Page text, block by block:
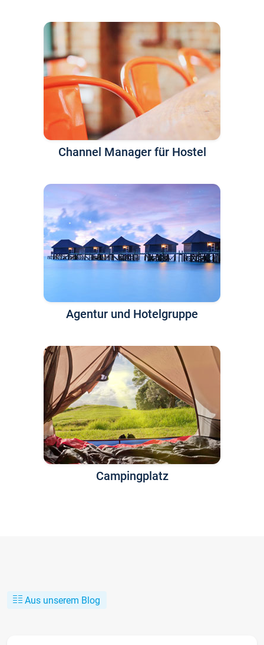
Channel Manager für Hostel
Agentur und Hotelgruppe
Campingplatz
Aus unserem Blog